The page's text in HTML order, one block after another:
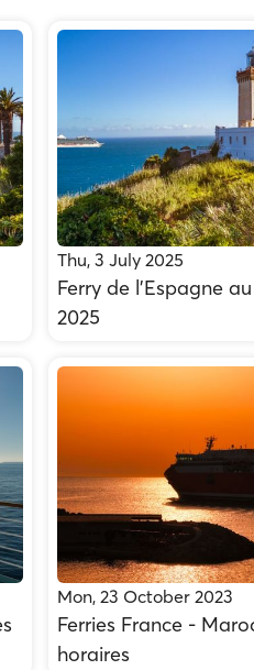
Thu, 3 July 2025
Ferry de l’Espagne
2025
Mon, 23 October 2023
Ferries France -
horaires